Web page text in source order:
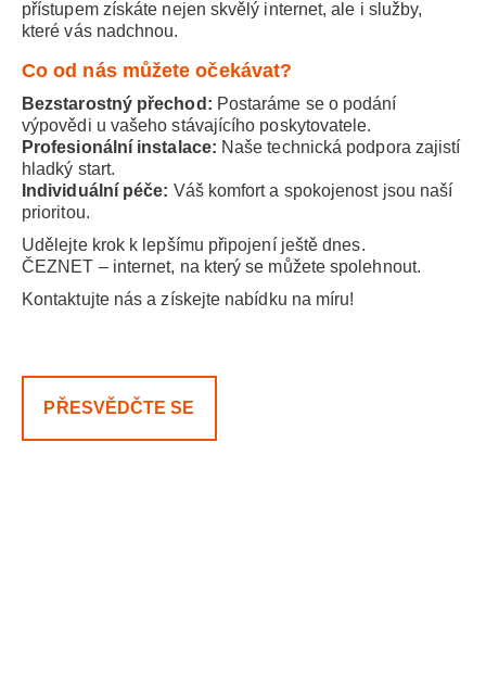
přístupem získáte nejen skvělý internet, ale i služby,
které vás nadchnou.
Co od nás můžete očekávat?
Bezstarostný přechod: Postaráme se o podání
výpovědi u vašeho stávajícího poskytovatele.
Profesionální instalace: Naše technická podpora zajistí
hladký start.
Individuální péče: Váš komfort a spokojenost jsou naší
prioritou.
Udělejte krok k lepšímu připojení ještě dnes.
ČEZNET – internet, na který se můžete spolehnout.
Kontaktujte nás a získejte nabídku na míru!
PŘESVĚDČTE SE